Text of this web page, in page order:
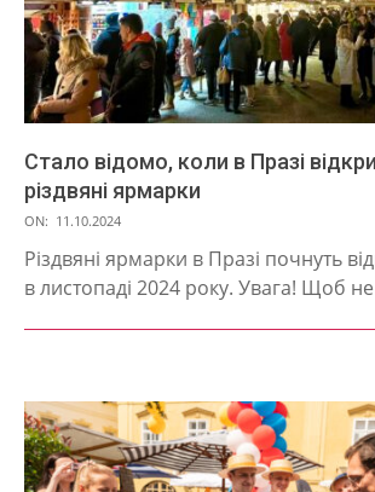
Стало відомо, коли в Празі
різдвяні ярмарки
2024-
10-
ON: 11.10.2024
Різдвяні ярмарки в Празі почнуть
в листопаді 2024 року. Увага! Щоб